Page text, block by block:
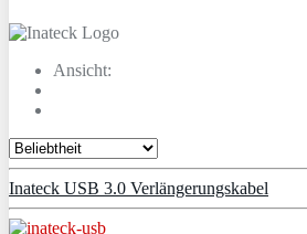
Ansicht:
Inateck USB 3.0 Verlängerungskabel